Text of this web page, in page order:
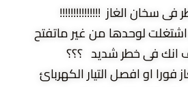
فى سخان الغاز !!!!!!!!!!!!!!!
لوحدها من غير ماتفتح
انك فى خطر شديد ؟؟؟
او افصل التيار الكهربائ